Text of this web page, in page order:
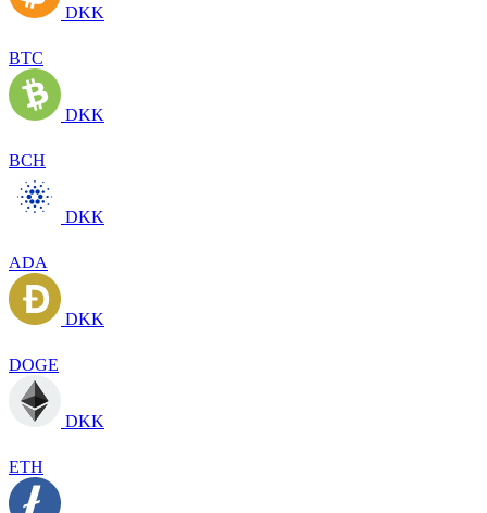
DKK
BTC
DKK
BCH
DKK
ADA
DKK
DOGE
DKK
ETH